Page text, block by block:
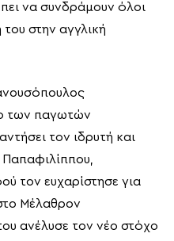
να συνδράμουν όλοι
στην αγγλική
των παγωτών
τον ιδρυτή και
τον ευχαρίστησε για
Μέλαθρον
ανέλυσε τον νέο στόχο